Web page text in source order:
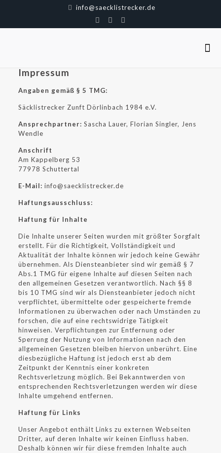
info@saecklistrecker.de
Impressum
Angaben gemäß § 5 TMG:
Säcklistrecker Zunft Dörlinbach 1984 e.V.
Ansprechpartner: Sascha Lauer, Florian Singler, Jens
Wendle
Anschrift
Am Kappelberg 53
77978 Schuttertal
E-Mail: info@saecklistrecker.de
Haftungsausschluss:
Haftung für Inhalte
Die Inhalte unserer Seiten wurden mit größter Sorgfalt
erstellt. Für die Richtigkeit, Vollständigkeit und
Aktualität der Inhalte können wir jedoch keine Gewähr
übernehmen. Als Diensteanbieter sind wir gemäß § 7
Abs.1 TMG für eigene Inhalte auf diesen Seiten nach
den allgemeinen Gesetzen verantwortlich. Nach §§ 8
bis 10 TMG sind wir als Diensteanbieter jedoch nicht
verpflichtet, übermittelte oder gespeicherte fremde
Informationen zu überwachen oder nach Umständen zu
forschen, die auf eine rechtswidrige Tätigkeit
hinweisen. Verpflichtungen zur Entfernung oder
Sperrung der Nutzung von Informationen nach den
allgemeinen Gesetzen bleiben hiervon unberührt. Eine
diesbezügliche Haftung ist jedoch erst ab dem
Zeitpunkt der Kenntnis einer konkreten
Rechtsverletzung möglich. Bei Bekanntwerden von
entsprechenden Rechtsverletzungen werden wir diese
Inhalte umgehend entfernen.
Haftung für Links
Unser Angebot enthält Links zu externen Webseiten
Dritter, auf deren Inhalte wir keinen Einfluss haben.
Deshalb können wir für diese fremden Inhalte auch